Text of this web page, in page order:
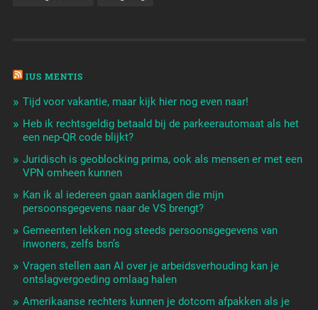
IUS MENTIS
Tijd voor vakantie, maar kijk hier nog even naar!
Heb ik rechtsgeldig betaald bij de parkeerautomaat als het
een nep-QR code blijkt?
Juridisch is geoblocking prima, ook als mensen er met een
VPN omheen kunnen
Kan ik al iedereen gaan aanklagen die mijn
persoonsgegevens naar de VS brengt?
Gemeenten lekken nog steeds persoonsgegevens van
inwoners, zelfs bsn’s
Vragen stellen aan AI over je arbeidsverhouding kan je
ontslagvergoeding omlaag halen
Amerikaanse rechters kunnen je dotcom afpakken als je